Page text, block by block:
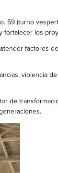
59 (turno
fortalecer los
factores
violencia
de